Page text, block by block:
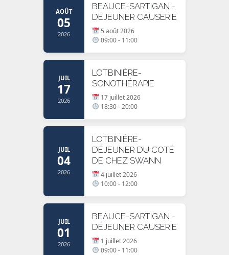
AOÛT
05
2026
BEAUCE-SARTIGAN -
DÉJEUNER CAUSERIE
5 août 2026
09:00 - 11:00
JUIL
17
2026
LOTBINIÈRE-
SONOTHÉRAPIE
17 juillet 2026
18:30 - 20:00
JUIL
04
2026
LOTBINIÈRE-
DÉJEUNER DU COTÉ
DE CHEZ SWANN
4 juillet 2026
10:00 - 12:00
JUIL
01
2026
BEAUCE-SARTIGAN -
DÉJEUNER CAUSERIE
1 juillet 2026
09:00 - 11:00